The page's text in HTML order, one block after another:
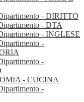
- DIRITTO
- DTA
- INGLESE
-
-
- CUCINA
-